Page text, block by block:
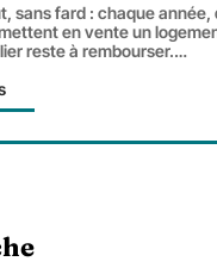
sans fard : chaque année,
en vente un
reste à rembourser.…